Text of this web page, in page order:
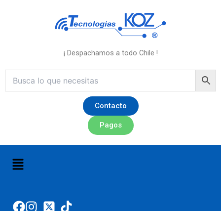
¡ Despachamos a todo Chile !
Contacto
Pagos
Menú